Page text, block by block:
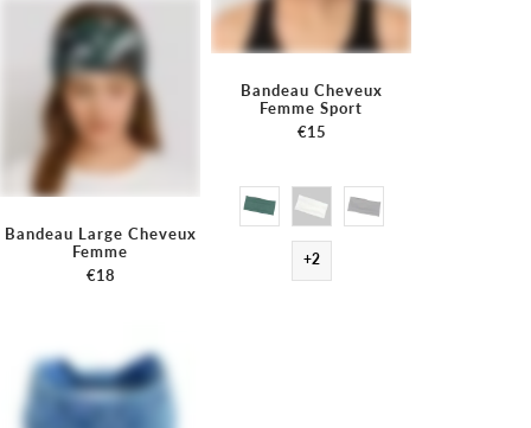
Bandeau Large Cheveux
Femme
€18
Bandeau Cheveux
Femme Sport
€15
+2